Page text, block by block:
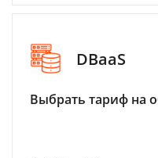
DBaaS
Выбрать тариф на